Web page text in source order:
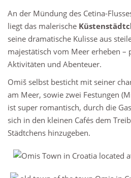
An der Mündung des Cetina-
liegt das malerische
seine dramatische Kulisse aus
majestätisch vom Meer erheben
Aktivitäten und Abenteuer.
Omiš selbst besticht mit seiner
am Meer, sowie zwei Festungen
ist super romantisch, durch die
sich in den kleinen Cafés dem
Städtchens hinzugeben.